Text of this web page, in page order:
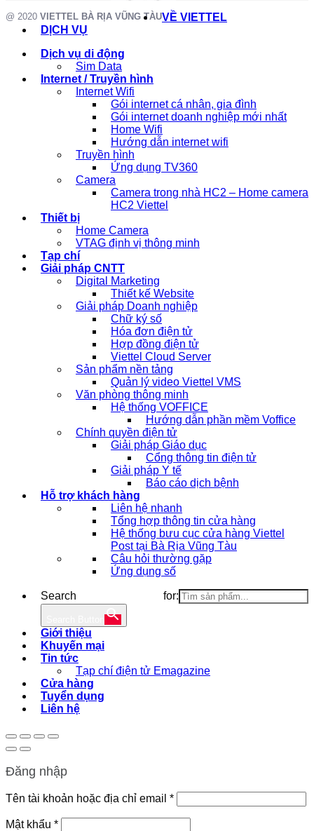
@ 2020 VIETTEL BÀ RỊA VŨNG TÀUVỀ VIETTEL
DỊCH VỤ
Dịch vụ di động
Sim Data
Internet / Truyền hình
Internet Wifi
Gói internet cá nhân, gia đình
Gói internet doanh nghiệp mới nhất
Home Wifi
Hướng dẫn internet wifi
Truyền hình
Ứng dụng TV360
Camera
Camera trong nhà HC2 – Home camera
HC2 Viettel
Thiết bị
Home Camera
VTAG định vị thông minh
Tạp chí
Giải pháp CNTT
Digital Marketing
Thiết kế Website
Giải pháp Doanh nghiệp
Chữ ký số
Hóa đơn điện tử
Hợp đồng điện tử
Viettel Cloud Server
Sản phẩm nền tảng
Quản lý video Viettel VMS
Văn phòng thông minh
Hệ thống VOFFICE
Hướng dẫn phần mềm Voffice
Chính quyền điện tử
Giải pháp Giáo dục
Cổng thông tin điện tử
Giải pháp Y tế
Báo cáo dịch bệnh
Hỗ trợ khách hàng
Liên hệ nhanh
Tổng hợp thông tin cửa hàng
Hệ thống bưu cục cửa hàng Viettel
Post tại Bà Rịa Vũng Tàu
Câu hỏi thường gặp
Ứng dụng số
Search for:
Giới thiệu
Khuyến mại
Tin tức
Tạp chí điện tử Emagazine
Cửa hàng
Tuyển dụng
Liên hệ
Đăng nhập
Tên tài khoản hoặc địa chỉ email *Bắt
buộc
Mật khẩu *Bắt